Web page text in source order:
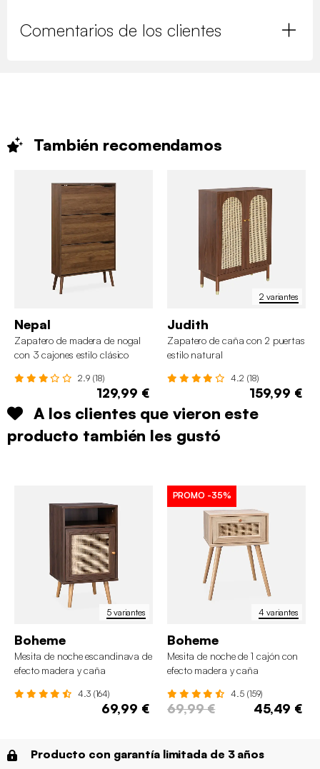
Comentarios de los clientes
También recomendamos
Nepal
Zapatero de madera de nogal
con 3 cajones estilo clásico
2.9 (18)
129,99 €
2 variantes
Judith
Zapatero de caña con 2 puertas
estilo natural
4.2 (18)
159,99 €
A los clientes que vieron este
producto también les gustó
5 variantes
Boheme
Mesita de noche escandinava de
efecto madera y caña
4.3 (164)
69,99 €
4 variantes
PROMO -35%
Boheme
Mesita de noche de 1 cajón con
efecto madera y caña
4.5 (159)
69,99 € 45,49 €
Producto con garantía limitada de 3 años